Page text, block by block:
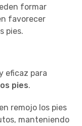
formar
favorecer
pies.
eficaz para
pies.
remojo los pies
manteniendo